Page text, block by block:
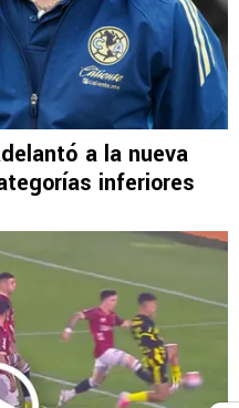
a la nueva
inferiores